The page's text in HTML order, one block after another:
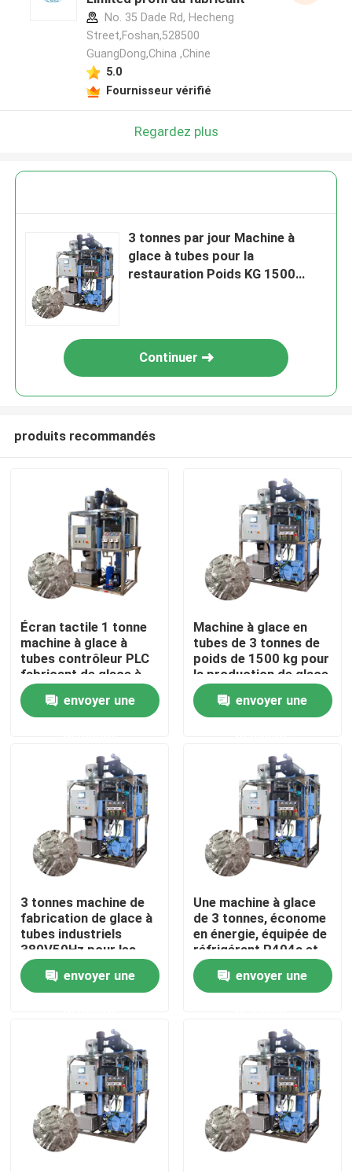
À la maison
Le spectacle VR
À propos de nous
Visite de l'usine
Contrôle de la qualité
Demandez un devis
Machine à glace à tubes
No. 35 Dade Rd, Hecheng
Street,Foshan,528500
GuangDong,China ,Chine
5.0
Fournisseur vérifié
Regardez plus
3 tonnes par jour Machine à
glace à tubes pour la
restauration Poids KG 1500
Continuer
produits recommandés
Écran tactile 1 tonne
machine à glace à
tubes contrôleur PLC
fabricant de glace à
tubes automatisé
envoyer une
Machine à glace en
tubes de 3 tonnes de
poids de 1500 kg pour
la production de glace
de qualité alimentaire
en ventes et
performances
envoyer une
3 tonnes machine de
fabrication de glace à
tubes industriels
380V50Hz pour les
besoins des hôtels et
des restaurants
envoyer une
Une machine à glace
de 3 tonnes, économe
en énergie, équipée de
réfrigérant R404a et
de grande capacité
envoyer une